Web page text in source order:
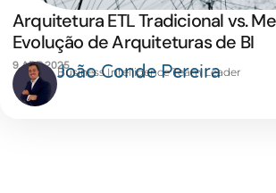
Arquitetura ETL Tradicional vs.
Evolução de Arquiteturas de BI
9 ABR 2025João Conde Pereira
Business Intelligence Team Leader